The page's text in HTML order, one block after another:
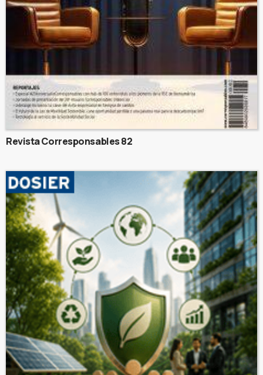
Revista Corresponsables 82